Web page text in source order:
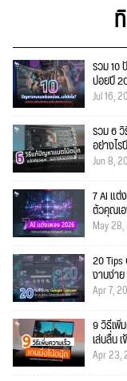
รวม 10
บ่อยปี
Jul 16,
รวม 6
อย่างไ
Jun 8,
7 AI แต่
ตัวคุณเ
May
20 Tips
งานง่า
Apr 7,
9 วิธีเพิ่
เล่นลื่น
Apr 23,